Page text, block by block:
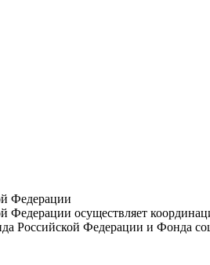
Федерации
осуществляет
Российской Федерации и Фонда